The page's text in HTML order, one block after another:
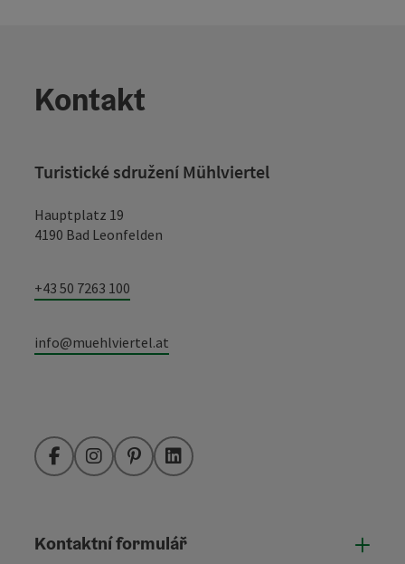
Kontakt
Turistické sdružení Mühlviertel
Hauptplatz 19
4190 Bad Leonfelden
+43 50 7263 100
info@muehlviertel.at
FacebookInstagramPinterestLinkedIn
Kontaktní formulář